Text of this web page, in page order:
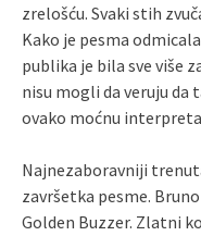
zrelošću. Svaki stih
Kako je pesma
publika je bila sve više
nisu mogli da veruju da
ovako moćnu
Najnezaboravniji
završetka pesme.
Golden Buzzer. Zlatni